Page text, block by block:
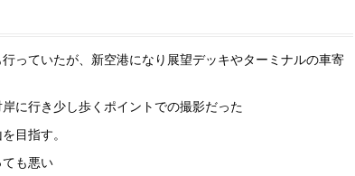
っていたが、新空港になり展望デッキやターミナルの車寄
に行き少し歩くポイントでの撮影だった
目指す。
も悪い